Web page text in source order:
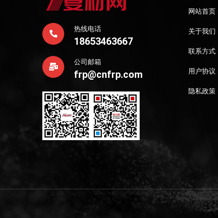
热线电话
18653463667
公司邮箱
frp@cnfrp.com
网站首页
关于我们
联系方式
用户协议
隐私政策